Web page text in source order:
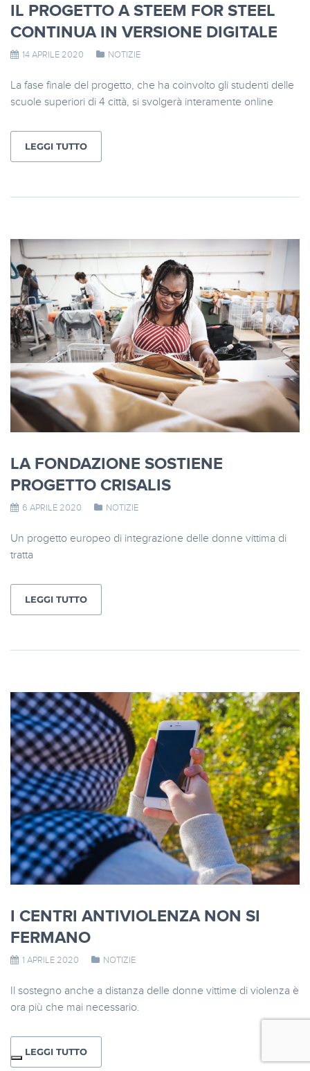
IL PROGETTO A STEEM FOR STEEL
CONTINUA IN VERSIONE DIGITALE
14 APRILE 2020 NOTIZIE
La fase finale del progetto, che ha coinvolto gli studenti delle
scuole superiori di 4 città, si svolgerà interamente online
LEGGI TUTTO
LA FONDAZIONE SOSTIENE
PROGETTO CRISALIS
6 APRILE 2020 NOTIZIE
Un progetto europeo di integrazione delle donne vittima di
tratta
LEGGI TUTTO
I CENTRI ANTIVIOLENZA NON SI
FERMANO
1 APRILE 2020 NOTIZIE
Il sostegno anche a distanza delle donne vittime di violenza è
ora più che mai necessario.
LEGGI TUTTO